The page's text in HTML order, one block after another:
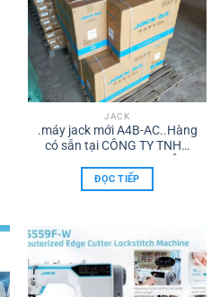
JACK
.máy jack mới A4B-AC..Hàng
có sẵn tại CÔNG TY TNHH
HỒNG PHÁT biên hoà
ĐỌC TIẾP